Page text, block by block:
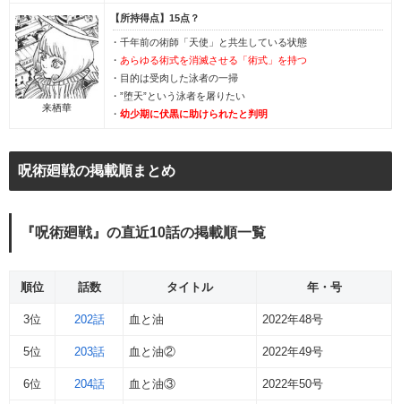
来栖華
【所持得点】15点？
・千年前の術師「天使」と共生している状態
・ あらゆる術式を消滅させる「術式」を持つ
・目的は受肉した泳者の一掃
・”堕天”という泳者を屠りたい
・ 幼少期に伏黒に助けられたと判明
呪術廻戦の掲載順まとめ
『呪術廻戦』の直近10話の掲載順一覧
順位 話数 タイトル 年・号
3位 202話 血と油 2022年48号
5位 203話 血と油② 2022年49号
6位 204話 血と油③ 2022年50号